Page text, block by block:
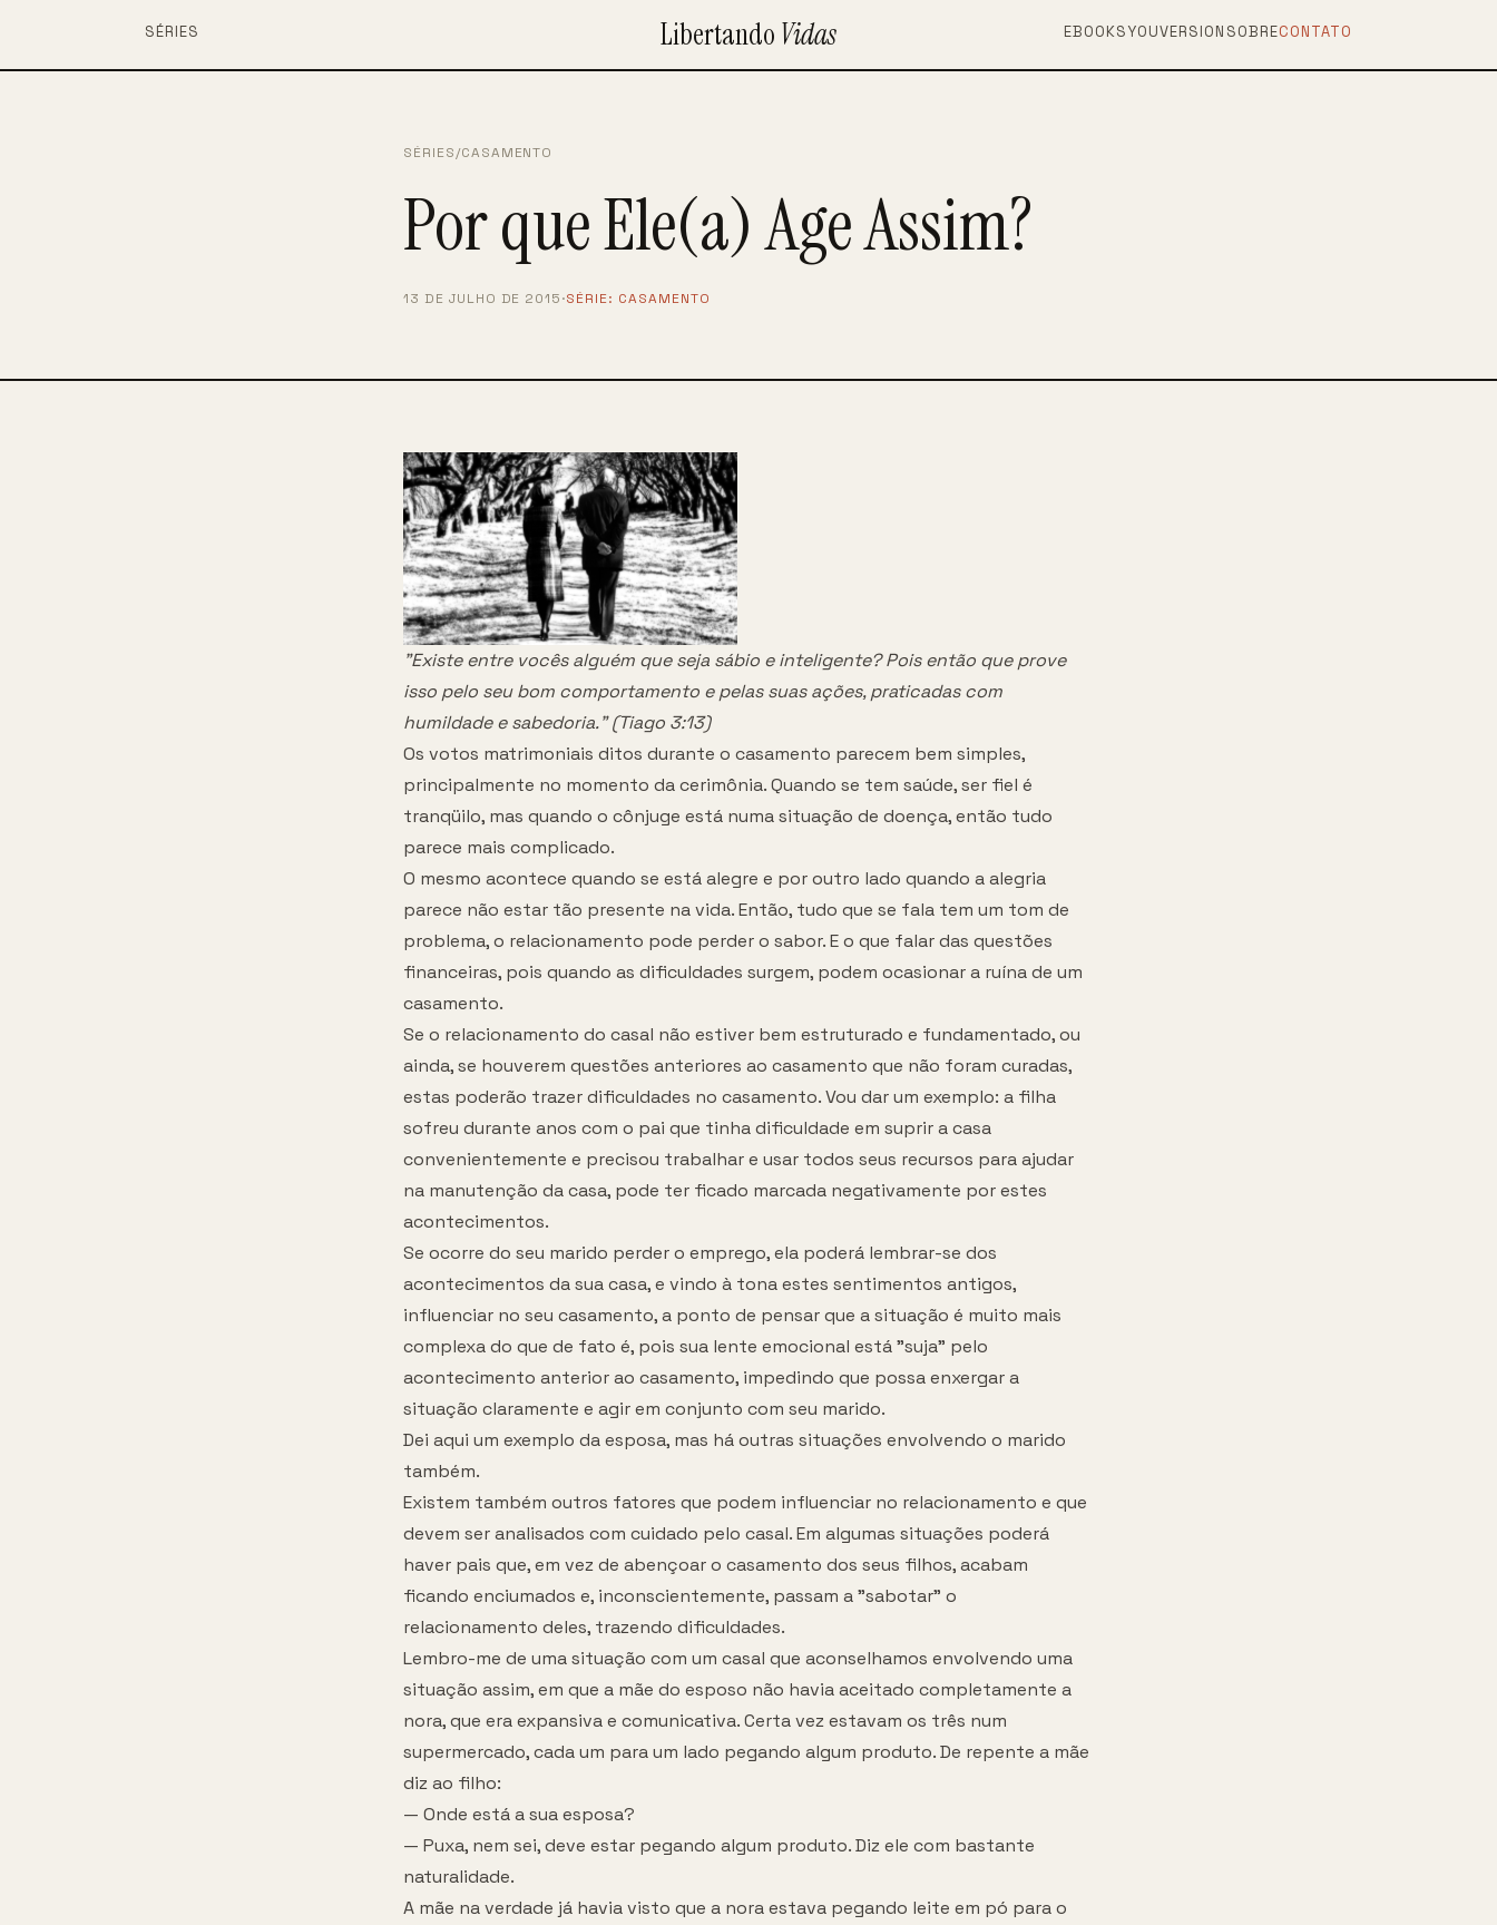
SÉRIES Libertando Vidas EBOOKSYOUVERSION SOBRECONTATO
SÉRIES/CASAMENTO
Por que Ele(a) Age Assim?
13 DE JULHO DE 2015·SÉRIE: CASAMENTO
"Existe entre vocês alguém que seja sábio e inteligente? Pois então que prove
isso pelo seu bom comportamento e pelas suas ações, praticadas com
humildade e sabedoria." (Tiago 3:13)
Os votos matrimoniais ditos durante o casamento parecem bem simples,
principalmente no momento da cerimônia. Quando se tem saúde, ser fiel é
tranqüilo, mas quando o cônjuge está numa situação de doença, então tudo
parece mais complicado.
O mesmo acontece quando se está alegre e por outro lado quando a alegria
parece não estar tão presente na vida. Então, tudo que se fala tem um tom de
problema, o relacionamento pode perder o sabor. E o que falar das questões
financeiras, pois quando as dificuldades surgem, podem ocasionar a ruína de um
casamento.
Se o relacionamento do casal não estiver bem estruturado e fundamentado, ou
ainda, se houverem questões anteriores ao casamento que não foram curadas,
estas poderão trazer dificuldades no casamento. Vou dar um exemplo: a filha
sofreu durante anos com o pai que tinha dificuldade em suprir a casa
convenientemente e precisou trabalhar e usar todos seus recursos para ajudar
na manutenção da casa, pode ter ficado marcada negativamente por estes
acontecimentos.
Se ocorre do seu marido perder o emprego, ela poderá lembrar-se dos
acontecimentos da sua casa, e vindo à tona estes sentimentos antigos,
influenciar no seu casamento, a ponto de pensar que a situação é muito mais
complexa do que de fato é, pois sua lente emocional está "suja" pelo
acontecimento anterior ao casamento, impedindo que possa enxergar a
situação claramente e agir em conjunto com seu marido.
Dei aqui um exemplo da esposa, mas há outras situações envolvendo o marido
também.
Existem também outros fatores que podem influenciar no relacionamento e que
devem ser analisados com cuidado pelo casal. Em algumas situações poderá
haver pais que, em vez de abençoar o casamento dos seus filhos, acabam
ficando enciumados e, inconscientemente, passam a "sabotar" o
relacionamento deles, trazendo dificuldades.
Lembro-me de uma situação com um casal que aconselhamos envolvendo uma
situação assim, em que a mãe do esposo não havia aceitado completamente a
nora, que era expansiva e comunicativa. Certa vez estavam os três num
supermercado, cada um para um lado pegando algum produto. De repente a mãe
diz ao filho:
— Onde está a sua esposa?
— Puxa, nem sei, deve estar pegando algum produto. Diz ele com bastante
naturalidade.
A mãe na verdade já havia visto que a nora estava pegando leite em pó para o